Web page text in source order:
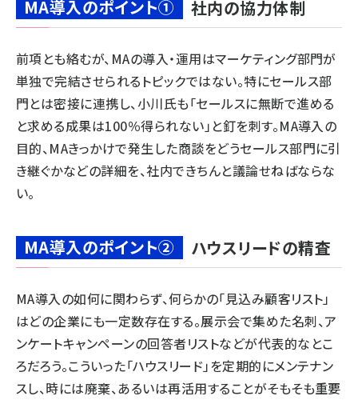
MA導入のポイント① 社内の協力体制
前項とも絡むが、MAの導入・運用はマーケティング部門が
単独で完結させられるトピックではない。特にセールス部
門とは密接に連携し、小川氏も「セールスに無断で進める
と求める成果は100％得られない」と釘を刺す。MA導入の
目的、MAきっかけで発生した商談をどうセールス部門に引
き継ぐかなどの詳細を、社内できちんと議論せねばならな
い。
MA導入のポイント② ハウスリードの精査
MA導入の如何に関わらず、何らかの「見込み顧客リスト」
はどの企業にも一定数存在する。展示会で集めた名刺、ア
ンケートキャンペーンの回答者リストなどが代表的なとこ
ろだろう。こういった「ハウスリード」を定期的にメンテナン
スし、時には廃棄、あるいは再活用することがそもそも重要